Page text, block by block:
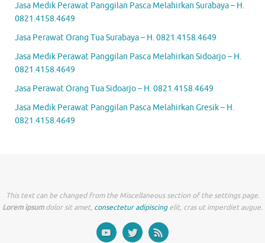
Jasa Medik Perawat Panggilan Pasca Melahirkan Surabaya – H.
0821.4158.4649
Jasa Perawat Orang Tua Surabaya – H. 0821.4158.4649
Jasa Medik Perawat Panggilan Pasca Melahirkan Sidoarjo – H.
0821.4158.4649
Jasa Perawat Orang Tua Sidoarjo – H. 0821.4158.4649
Jasa Medik Perawat Panggilan Pasca Melahirkan Gresik – H.
0821.4158.4649
This text can be changed from the Miscellaneous section of the settings page.
Lorem ipsumdolor sit amet, consectetur adipiscingelit, cras ut imperdiet augue.